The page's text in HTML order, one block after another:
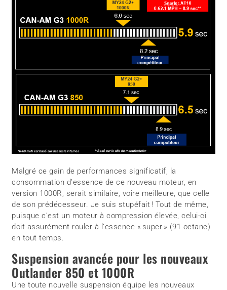
Malgré ce gain de performances significatif, la
consommation d’essence de ce nouveau moteur, en
version 1000R, serait similaire, voire meilleure, que celle
de son prédécesseur. Je suis stupéfait ! Tout de même,
puisque c’est un moteur à compression élevée, celui-ci
doit assurément rouler à l’essence « super » (91 octane)
en tout temps.
Suspension avancée pour les nouveaux
Outlander 850 et 1000R
Une toute nouvelle suspension équipe les nouveaux